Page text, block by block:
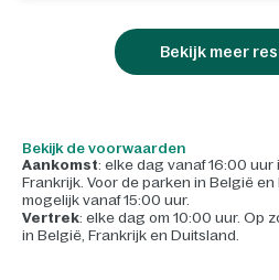
Bekijk meer
Bekijk de voorwaarden
Aankomst: elke dag vanaf 16:00
Frankrijk. Voor de parken in België
mogelijk vanaf 15:00 uur.
Vertrek: elke dag om 10:00 uur. Op
in België, Frankrijk en Duitsland.